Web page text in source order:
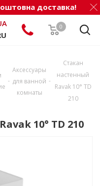
доставка!
0
-
Аксессуары
для ванной
комнаты
-
Стакан
настенный
Ravak 10° TD
210
10° TD 210